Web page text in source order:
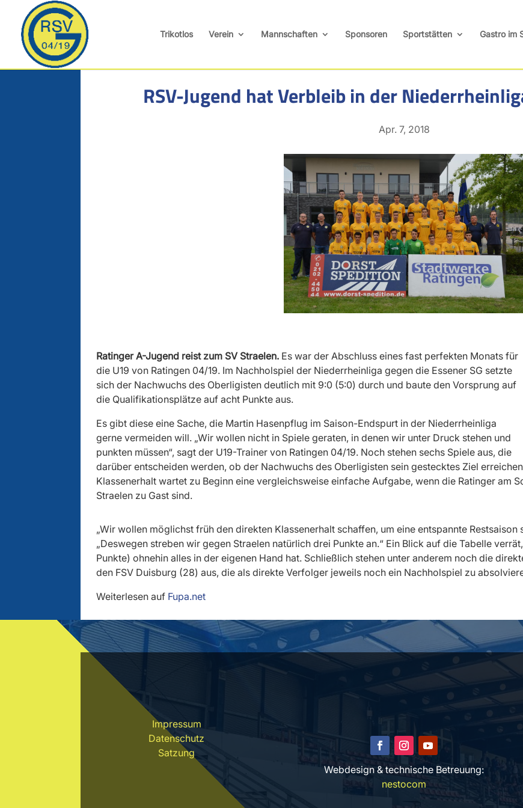
Trikotlos Verein Mannschaften Sponsoren Sportstätten Gastro im
RSV-Jugend hat Verbleib in der
Apr. 7, 2018
Ratinger A-Jugend reist zum SV Straelen. Es war der Abschluss eines fast perfekten Monats für
die U19 von Ratingen 04/19. Im Nachholspiel der Niederrheinliga gegen die Essener SG setzte
sich der Nachwuchs des Oberligisten deutlich mit 9:0 (5:0) durch und baute den Vorsprung auf
die Qualifikationsplätze auf acht Punkte aus.
Es gibt diese eine Sache, die Martin Hasenpflug im Saison-Endspurt in der Niederrheinliga
gerne vermeiden will. „Wir wollen nicht in Spiele geraten, in denen wir unter Druck stehen und
punkten müssen“, sagt der U19-Trainer von Ratingen 04/19. Noch stehen sechs Spiele aus, die
darüber entscheiden werden, ob der Nachwuchs des Oberligisten sein gestecktes Ziel
Klassenerhalt wartet zu Beginn eine vergleichsweise einfache Aufgabe, wenn die Ratinger am
Straelen zu Gast sind.
„Wir wollen möglichst früh den direkten Klassenerhalt schaffen, um eine entspannte
„Deswegen streben wir gegen Straelen natürlich drei Punkte an.“ Ein Blick auf die Tabelle
Punkte) ohnehin alles in der eigenen Hand hat. Schließlich stehen unter anderem noch die
den FSV Duisburg (28) aus, die als direkte Verfolger jeweils noch ein Nachholspiel zu
Weiterlesen auf Fupa.net
Impressum
Datenschutz
Satzung
Webdesign & technische Betreuung:
nestocom